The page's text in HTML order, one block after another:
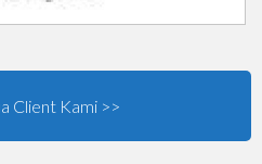
Client Kami >>